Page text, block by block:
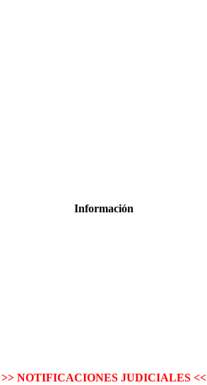
Información
>> NOTIFICACIONES JUDICIALES <<